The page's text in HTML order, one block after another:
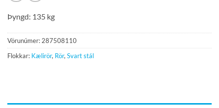
Þyngd: 135 kg
Vörunúmer: 287508110
Flokkar: Kælirör, Rör, Svart stál